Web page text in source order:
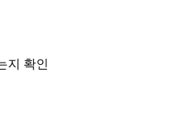
지 확인